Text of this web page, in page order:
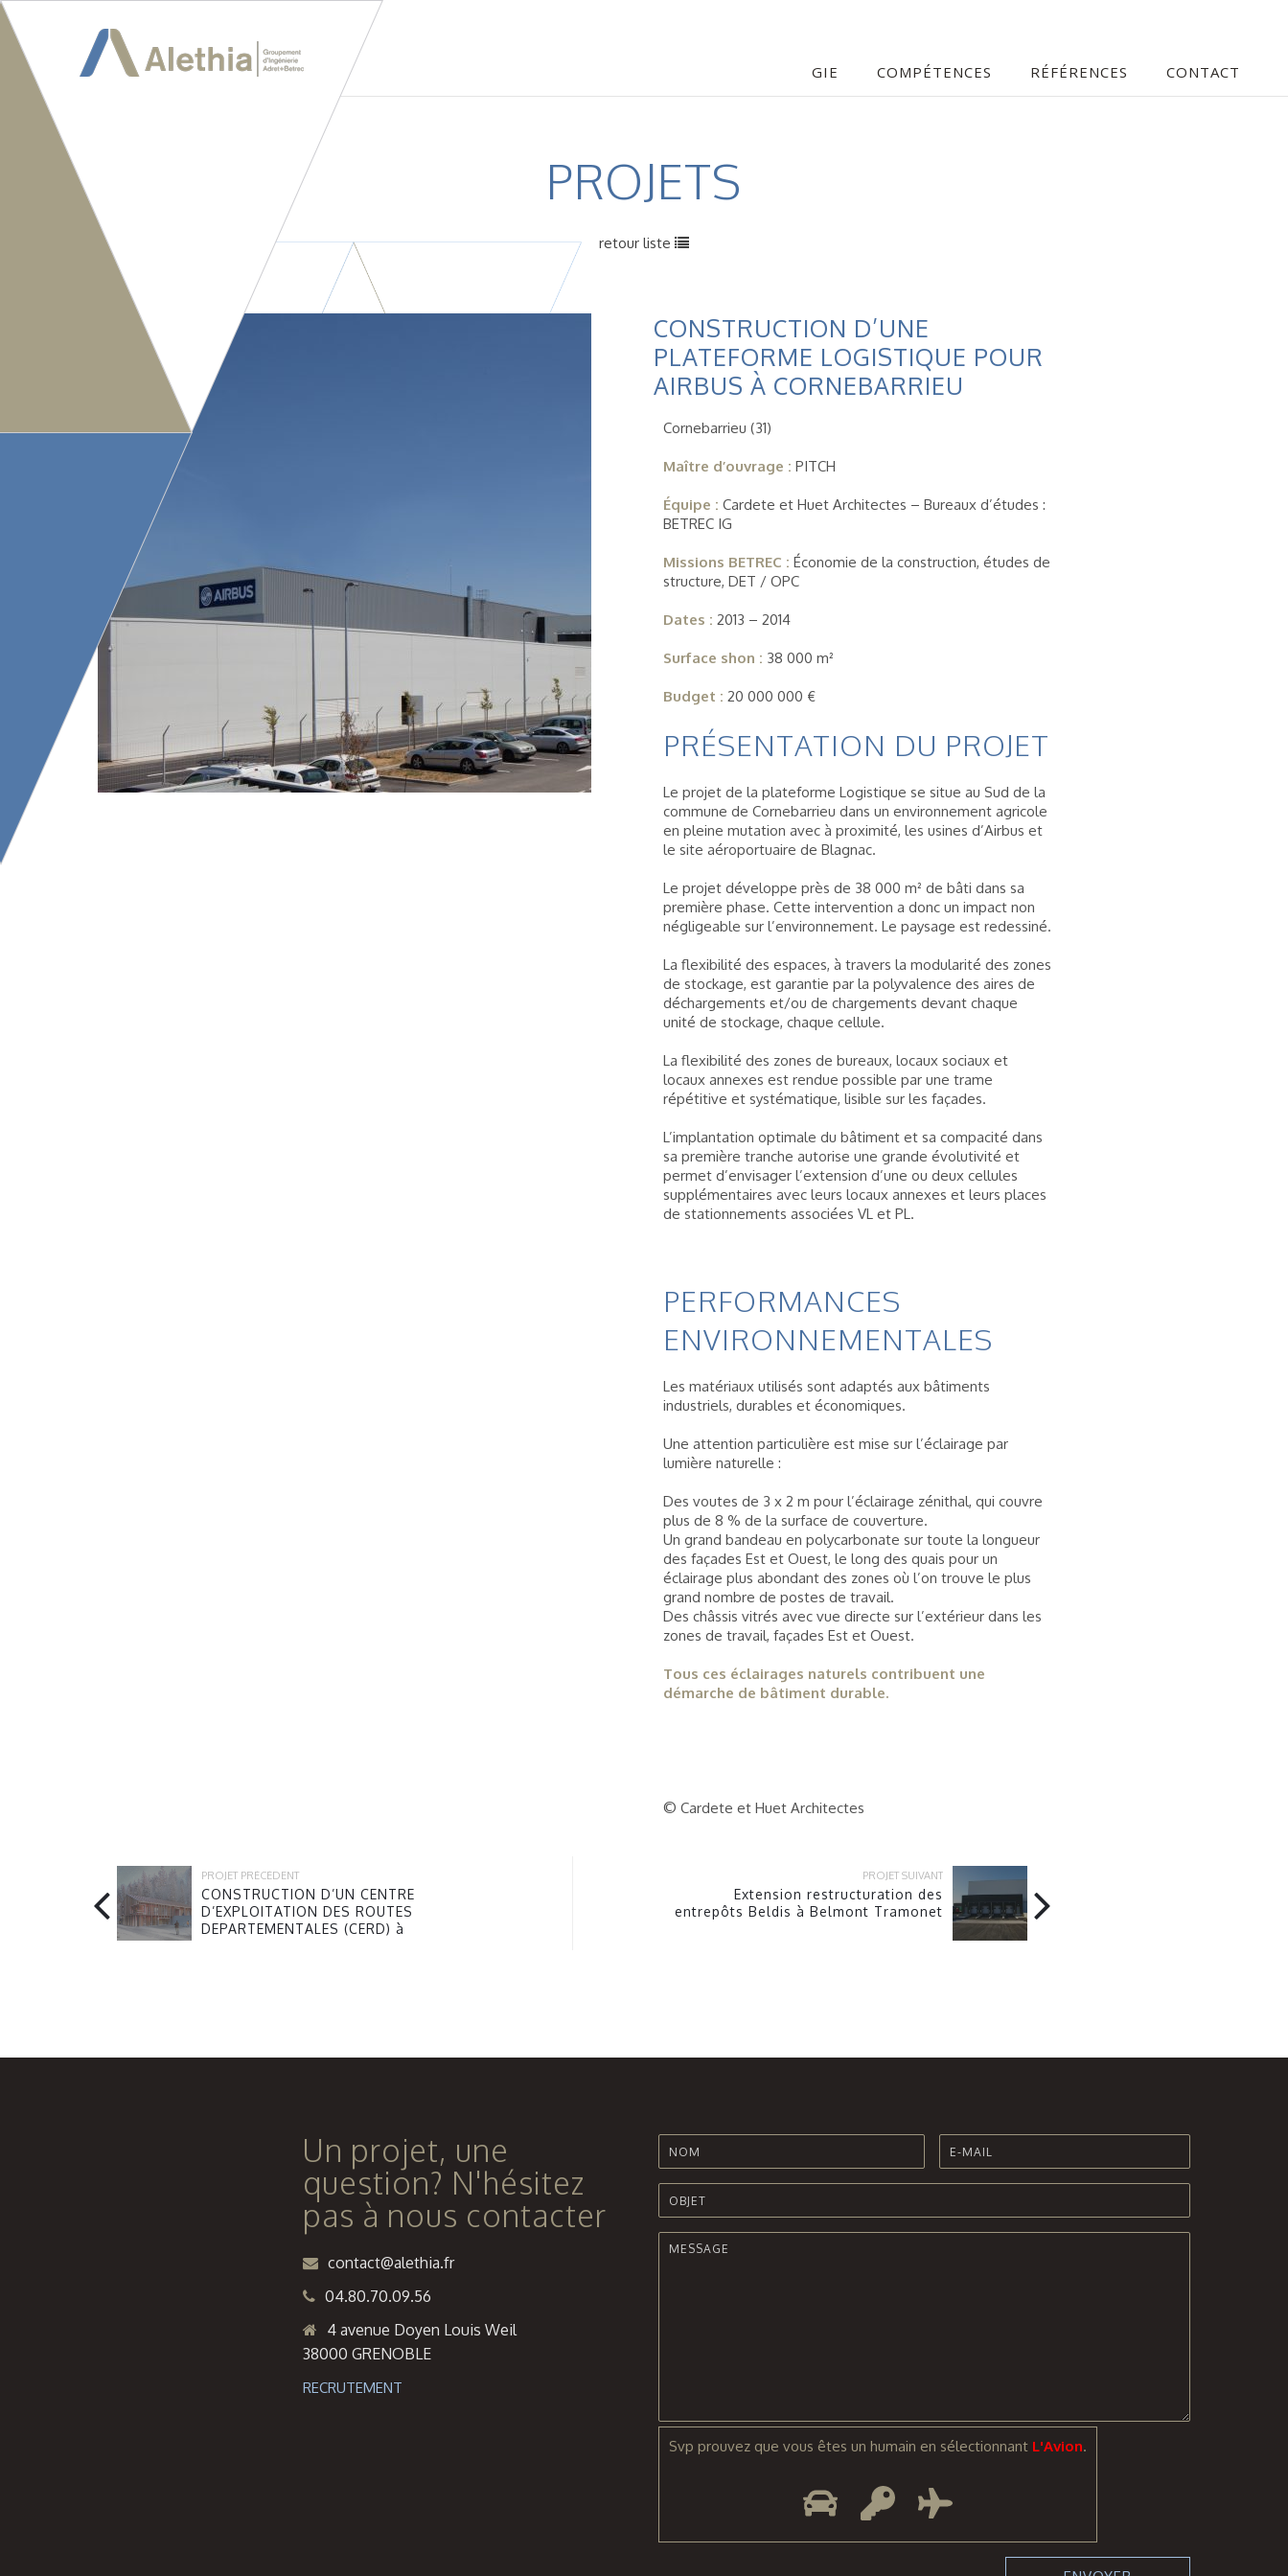
GIE COMPÉTENCES RÉFÉRENCES CONTACT
PROJETS
retour liste
CONSTRUCTION D’UNE
PLATEFORME LOGISTIQUE POUR
AIRBUS À CORNEBARRIEU
Cornebarrieu (31)
Maître d’ouvrage : PITCH
Équipe : Cardete et Huet Architectes – Bureaux d’études :
BETREC IG
Missions BETREC : Économie de la construction, études de
structure, DET / OPC
Dates : 2013 – 2014
Surface shon : 38 000 m²
Budget : 20 000 000 €
PRÉSENTATION DU PROJET
Le projet de la plateforme Logistique se situe au Sud de la
commune de Cornebarrieu dans un environnement agricole
en pleine mutation avec à proximité, les usines d’Airbus et
le site aéroportuaire de Blagnac.
Le projet développe près de 38 000 m² de bâti dans sa
première phase. Cette intervention a donc un impact non
négligeable sur l’environnement. Le paysage est redessiné.
La flexibilité des espaces, à travers la modularité des zones
de stockage, est garantie par la polyvalence des aires de
déchargements et/ou de chargements devant chaque
unité de stockage, chaque cellule.
La flexibilité des zones de bureaux, locaux sociaux et
locaux annexes est rendue possible par une trame
répétitive et systématique, lisible sur les façades.
L’implantation optimale du bâtiment et sa compacité dans
sa première tranche autorise une grande évolutivité et
permet d’envisager l’extension d’une ou deux cellules
supplémentaires avec leurs locaux annexes et leurs places
de stationnements associées VL et PL.
PERFORMANCES
ENVIRONNEMENTALES
Les matériaux utilisés sont adaptés aux bâtiments
industriels, durables et économiques.
Une attention particulière est mise sur l’éclairage par
lumière naturelle :
Des voutes de 3 x 2 m pour l’éclairage zénithal, qui couvre
plus de 8 % de la surface de couverture.
Un grand bandeau en polycarbonate sur toute la longueur
des façades Est et Ouest, le long des quais pour un
éclairage plus abondant des zones où l’on trouve le plus
grand nombre de postes de travail.
Des châssis vitrés avec vue directe sur l’extérieur dans les
zones de travail, façades Est et Ouest.
Tous ces éclairages naturels contribuent une
démarche de bâtiment durable.
© Cardete et Huet Architectes
PROJET PRÉCÉDENT
CONSTRUCTION D’UN CENTRE
D’EXPLOITATION DES ROUTES
DEPARTEMENTALES (CERD) à
PROJET SUIVANT
Extension restructuration des
entrepôts Beldis à Belmont Tramonet
Un projet, une
question? N'hésitez
pas à nous contacter
contact@alethia.fr
04.80.70.09.56
4 avenue Doyen Louis Weil
38000 GRENOBLE
RECRUTEMENT
Svp prouvez que vous êtes un humain en sélectionnant L'Avion.